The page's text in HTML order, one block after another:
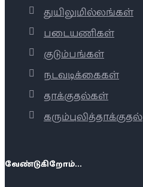
துயிலுமில்லங்கள்
படையணிகள்
குடும்பங்கள்
நடவடிக்கைகள்
தாக்குதல்கள்
கரும்புலித்தாக்குதல்
வேண்டுகிறோம்...